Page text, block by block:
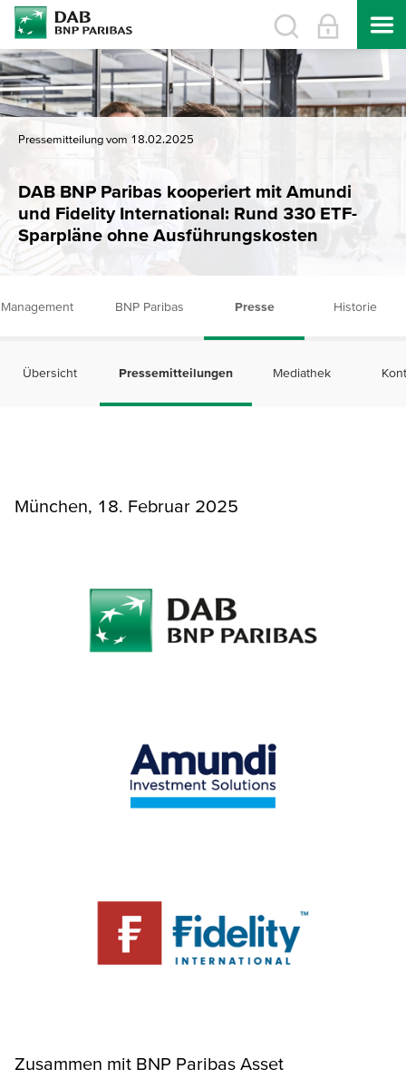
Pressemitteilung vom 18.02.2025
DAB BNP Paribas kooperiert mit Amundi
und Fidelity International: Rund 330 ETF-
Sparpläne ohne Ausführungskosten
Management BNP Paribas Presse Historie
Übersicht Pressemitteilungen Mediathek
München, 18. Februar 2025
Zusammen mit BNP Paribas Asset